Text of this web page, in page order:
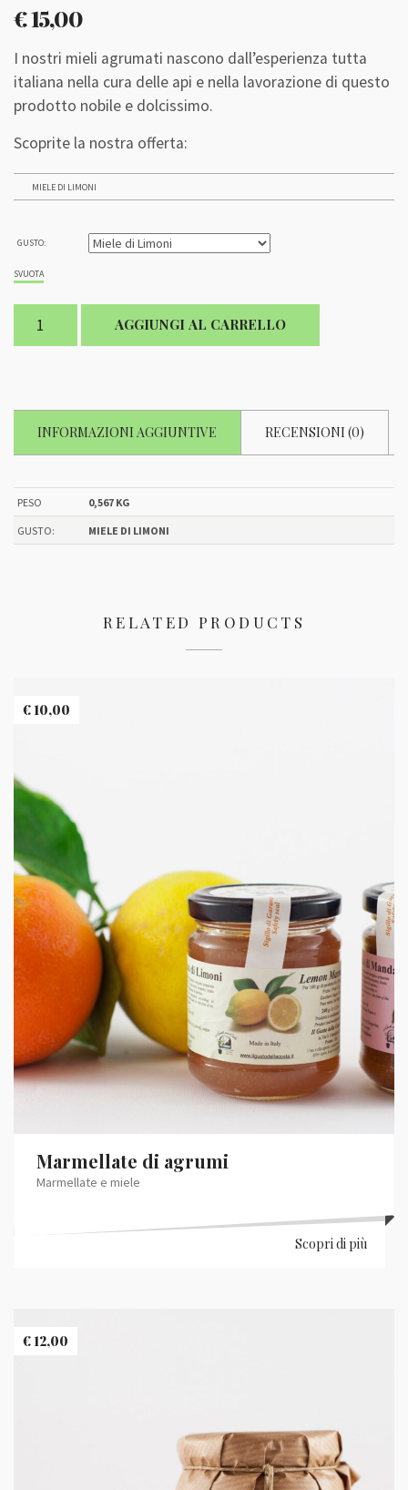
€15,00
I nostri mieli agrumati nascono dall’esperienza tutta
italiana nella cura delle api e nella lavorazione di questo
prodotto nobile e dolcissimo.
Scoprite la nostra offerta:
MIELE DI LIMONI
GUSTO:
SVUOTA
Miele
AGGIUNGI AL CARRELLO
INFORMAZIONI AGGIUNTIVE RECENSIONI (0)
PESO 0,567 KG
GUSTO: MIELE DI LIMONI
RELATED PRODUCTS
€10,00
Marmellate di agrumi
Marmellate e miele
Scopri di più
€12,00